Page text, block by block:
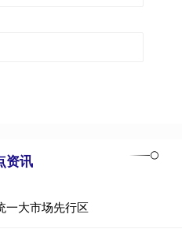
资讯
一大市场先行区